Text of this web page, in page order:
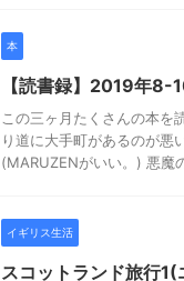
本
【読書録】2019年8-
この三ヶ月たくさんの本を
り道に大手町があるのが悪
(MARUZENがいい。) 悪魔
イギリス生活
スコットランド旅行1(